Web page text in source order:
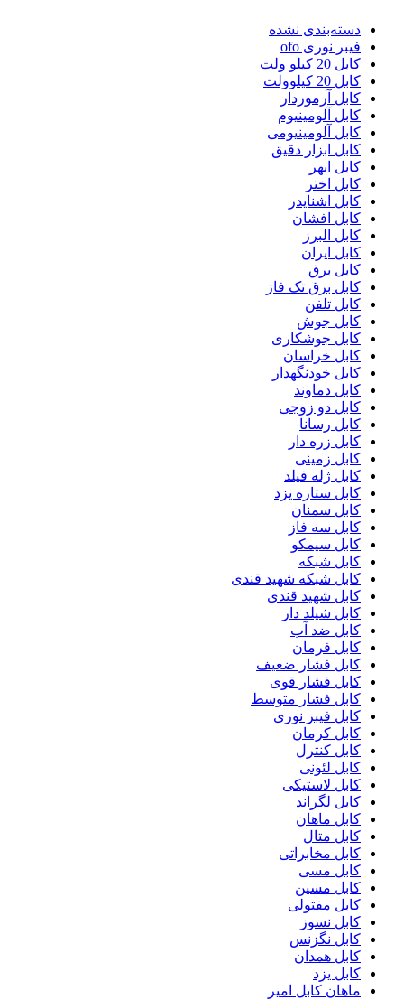
دسته‌بندی نشده
فیبر نوری ofo
کابل 20 کیلو ولت
کابل 20 کیلوولت
کابل آرموردار
کابل آلومینیوم
کابل آلومینیومی
کابل ابزار دقیق
کابل ابهر
کابل اختر
کابل اشنایدر
کابل افشان
کابل البرز
کابل ایران
کابل برق
کابل برق تک فاز
کابل تلفن
کابل جوش
کابل جوشکاری
کابل خراسان
کابل خودنگهدار
کابل دماوند
کابل دو زوجی
کابل رسانا
کابل زره دار
کابل زمینی
کابل ژله فیلد
کابل ستاره یزد
کابل سمنان
کابل سه فاز
کابل سیمکو
کابل شبکه
کابل شبکه شهید قندی
کابل شهید قندی
کابل شیلد دار
کابل ضد آب
کابل فرمان
کابل فشار ضعیف
کابل فشار قوی
کابل فشار متوسط
کابل فیبر نوری
کابل کرمان
کابل کنترل
کابل لئونی
کابل لاستیکی
کابل لگراند
کابل ماهان
کابل متال
کابل مخابراتی
کابل مسی
کابل مسین
کابل مفتولی
کابل نسوز
کابل نگزنس
کابل همدان
کابل یزد
ماهان کابل امیر